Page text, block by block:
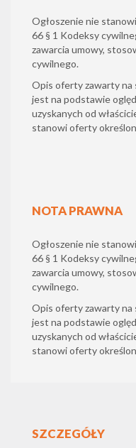
Ogłoszenie nie
66 § 1 Kodeksy
zawarcia umowy,
cywilnego.
Opis oferty zawarty
jest na podstawie
uzyskanych od
stanowi oferty
NOTA PRAWNA
Ogłoszenie nie
66 § 1 Kodeksy
zawarcia umowy,
cywilnego.
Opis oferty zawarty
jest na podstawie
uzyskanych od
stanowi oferty
SZCZEGÓŁY